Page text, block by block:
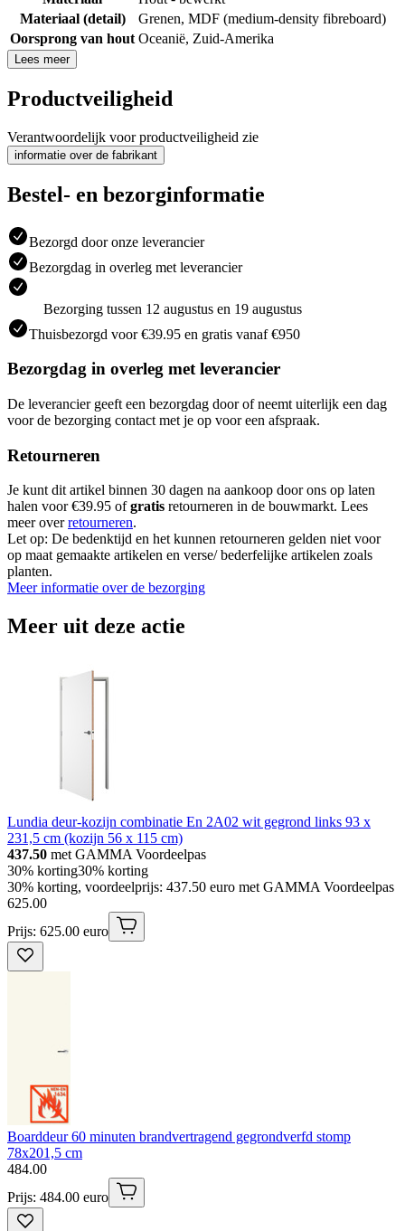
Materiaal (detail)
Grenen, MDF (medium-density fibreboard)
Oorsprong van hout Oceanië, Zuid-Amerika
Lees meer
Productveiligheid
Verantwoordelijk voor productveiligheid zie
informatie over de fabrikant
Bestel- en bezorginformatie
Bezorgd door onze leverancier
Bezorgdag in overleg met leverancier
Bezorging tussen 12 augustus en 19 augustus
Thuisbezorgd voor €39.95 en gratis vanaf €950
Bezorgdag in overleg met leverancier
De leverancier geeft een bezorgdag door of neemt uiterlijk een dag
voor de bezorging contact met je op voor een afspraak.
Retourneren
Je kunt dit artikel binnen 30 dagen na aankoop door ons op laten
halen voor €39.95 ofgratis retourneren in de bouwmarkt. Lees
meer overretourneren.
Let op: De bedenktijd en het kunnen retourneren gelden niet voor
op maat gemaakte artikelen en verse/ bederfelijke artikelen zoals
planten.
Meer informatie over de bezorging
Meer uit deze actie
Lundia deur-kozijn combinatie En 2A02 wit gegrond links 93 x
231,5 cm (kozijn 56 x 115 cm)
437.50 met GAMMA Voordeelpas
30% korting30% korting
30% korting, voordeelprijs: 437.50 euro met GAMMA Voordeelpas
625.00
Prijs: 625.00 euro
Boarddeur 60 minuten brandvertragend gegrondverfd stomp
78x201,5 cm
484.00
Prijs: 484.00 euro